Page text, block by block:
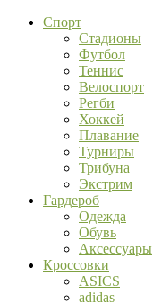
Спорт
Стадионы
Футбол
Теннис
Велоспорт
Регби
Хоккей
Плавание
Турниры
Трибуна
Экстрим
Гардероб
Одежда
Обувь
Аксессуары
Кроссовки
ASICS
adidas